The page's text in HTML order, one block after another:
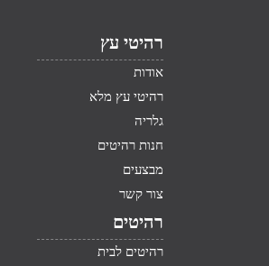
רהיטי עץ
אודות
רהיטי עץ מלא
גלריה
חנות רהיטים
מבצעים
צור קשר
רהיטים
רהיטים לבית